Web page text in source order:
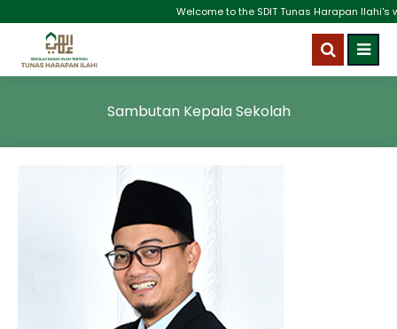
Welcome to the SDIT Tunas Harapan Ilahi's
Sambutan Kepala Sekolah